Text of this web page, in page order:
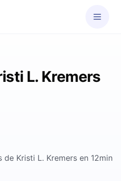
L. Kremers
Kristi L. Kremers en 12min